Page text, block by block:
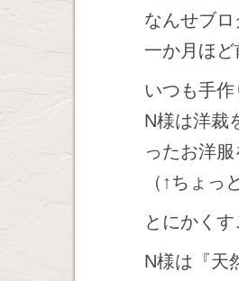
なんせブ
一か月ほ
いつも手
N様は洋裁
ったお洋服
（↑ちょっ
とにかくす
N様は『天